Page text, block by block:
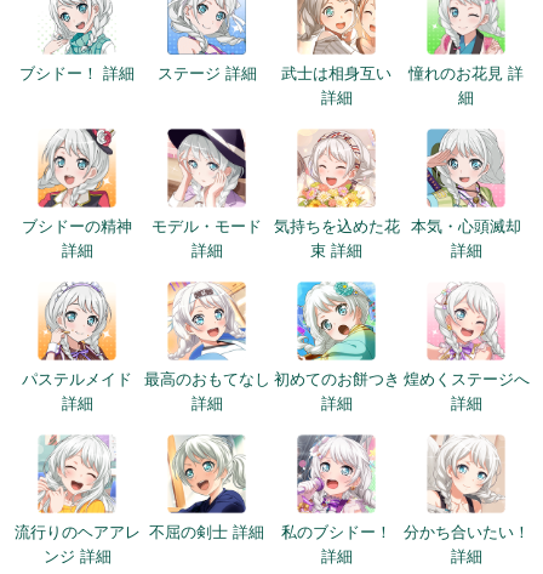
ブシドー！ 詳細 ステージ 詳細
武士は相身互い
詳細
憧れのお花見 詳
細
ブシドーの精神
詳細
モデル・モード
詳細
気持ちを込めた花
束 詳細
本気・心頭滅却
詳細
パステルメイド
詳細
最高のおもてなし
詳細
初めてのお餅つき
詳細
煌めくステージへ
詳細
流行りのヘアアレ
ンジ 詳細
不屈の剣士 詳細
私のブシドー！
詳細
分かち合いたい！
詳細